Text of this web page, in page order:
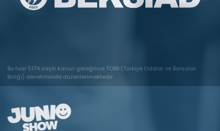
Bu fuar 5174 sayılı kanun gereğince TOBB (Türkiye Odalar ve Borsalar
Birliği) denetiminde düzenlenmektedir.